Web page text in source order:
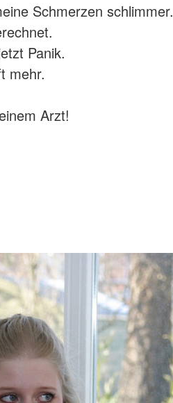
Schmerzen schlimmer.
Panik.
mehr.
Arzt!